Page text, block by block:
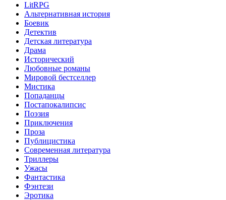
LitRPG
Альтернативная история
Боевик
Детектив
Детская литература
Драма
Исторический
Любовные романы
Мировой бестселлер
Мистика
Попаданцы
Постапокалипсис
Поэзия
Приключения
Проза
Публицистика
Современная литература
Триллеры
Ужасы
Фантастика
Фэнтези
Эротика